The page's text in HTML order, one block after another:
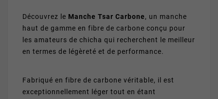
Découvrez le Manche Tsar Carbone, un manche
haut de gamme en fibre de carbone conçu pour
les amateurs de chicha qui recherchent le meilleur
en termes de légèreté et de performance.
Fabriqué en fibre de carbone véritable, il est
exceptionnellement léger tout en étant